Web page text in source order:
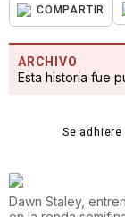
COMPARTIR
ARCHIVO
Esta historia fue
Se
Dawn Staley,